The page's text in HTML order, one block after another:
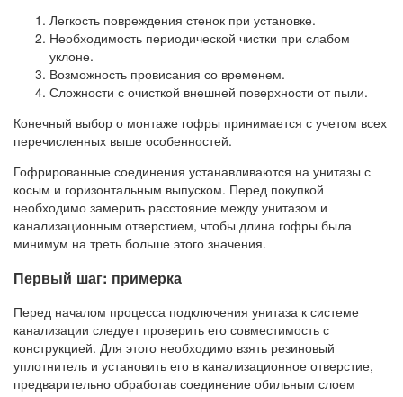
Легкость повреждения стенок при установке.
Необходимость периодической чистки при слабом
уклоне.
Возможность провисания со временем.
Сложности с очисткой внешней поверхности от пыли.
Конечный выбор о монтаже гофры принимается с учетом всех
перечисленных выше особенностей.
Гофрированные соединения устанавливаются на унитазы с
косым и горизонтальным выпуском. Перед покупкой
необходимо замерить расстояние между унитазом и
канализационным отверстием, чтобы длина гофры была
минимум на треть больше этого значения.
Первый шаг: примерка
Перед началом процесса подключения унитаза к системе
канализации следует проверить его совместимость с
конструкцией. Для этого необходимо взять резиновый
уплотнитель и установить его в канализационное отверстие,
предварительно обработав соединение обильным слоем